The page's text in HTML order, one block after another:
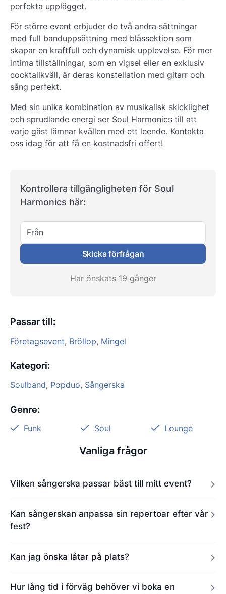
perfekta upplägget.
För större event erbjuder de två andra sättningar
med full banduppsättning med blåssektion som
skapar en kraftfull och dynamisk upplevelse. För mer
intima tillställningar, som en vigsel eller en exklusiv
cocktailkväll, är deras konstellation med gitarr och
sång perfekt.
Med sin unika kombination av musikalisk skicklighet
och sprudlande energi ser Soul Harmonics till att
varje gäst lämnar kvällen med ett leende. Kontakta
oss idag för att få en kostnadsfri offert!
Kontrollera tillgängligheten för Soul
Harmonics här:
Från
Skicka förfrågan
Har önskats 19 gånger
Passar till:
Företagsevent, Bröllop, Mingel
Kategori:
Soulband, Popduo, Sångerska
Genre:
Funk Soul Lounge
Vanliga frågor
Vilken sångerska passar bäst till mitt event?
Kan sångerskan anpassa sin repertoar efter vår
fest?
Kan jag önska låtar på plats?
Hur lång tid i förväg behöver vi boka en